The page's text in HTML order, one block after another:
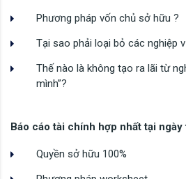
Phương pháp vốn chủ sở hữu ?
Tại sao phải loại bỏ các nghiệp
Thế nào là không tạo ra lãi từ
mình”?
Báo cáo tài chính hợp nhất tại ngày
Quyền sở hữu 100%